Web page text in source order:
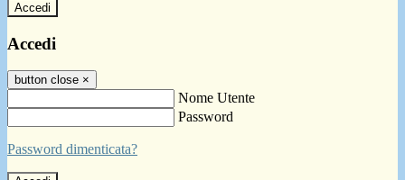
Accedi
Accedi
button close ×
Nome Utente
Password
Password dimenticata?